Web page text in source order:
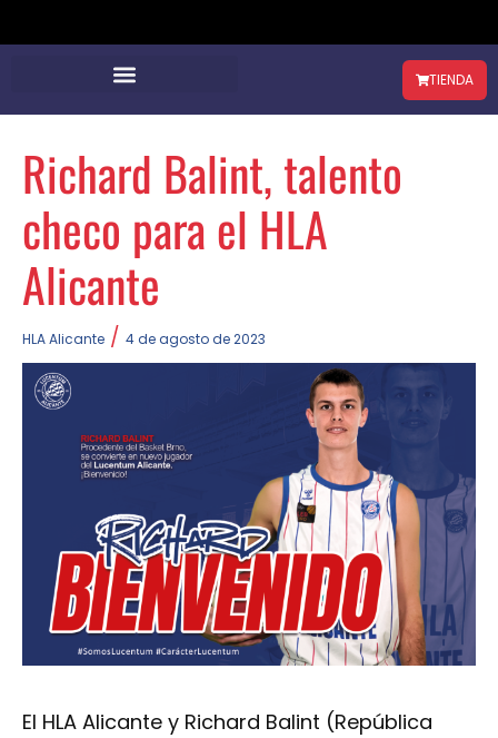
TIENDA
Richard Balint, talento
checo para el HLA
Alicante
HLA Alicante / 4 de agosto de 2023
El HLA Alicante y Richard Balint (República